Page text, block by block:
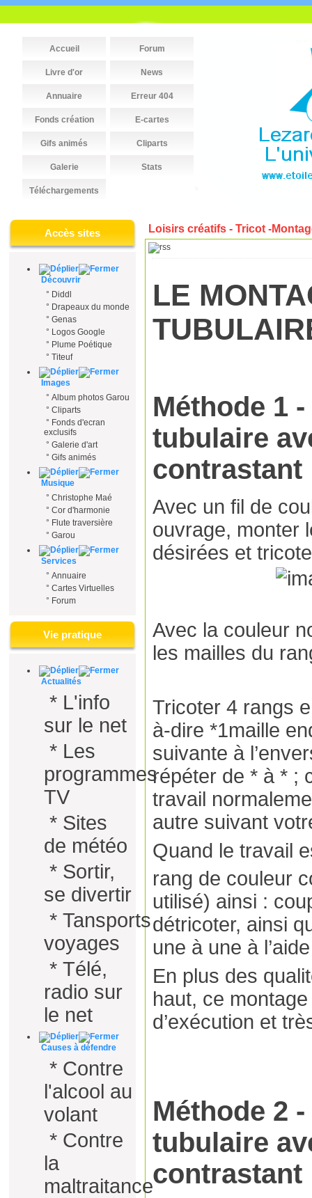
Accueil Forum
Livre d'or News
Annuaire Erreur 404
Fonds création E-cartes
Gifs animés Cliparts
Galerie Stats
Téléchargements
Accès sites
Découvrir
° Diddl
° Drapeaux du monde
° Genas
° Logos Google
° Plume Poétique
° Titeuf
Images
° Album photos Garou
° Cliparts
° Fonds d'ecran
exclusifs
° Galerie d'art
° Gifs animés
Musique
° Christophe Maé
° Cor d'harmonie
° Flute traversière
° Garou
Services
° Annuaire
° Cartes Virtuelles
° Forum
Vie pratique
Actualités
* L'info
sur le net
* Les
programmes
TV
* Sites
de météo
* Sortir,
se divertir
* Tansports
voyages
* Télé,
radio sur
le net
Causes à défendre
* Contre
l'alcool au
volant
* Contre
la
maltraitance
Loisirs créatifs - Tricot -
LE
Méthode 1
tubulaire
contrastant
Avec un fil de
ouvrage, monter
désirées et
Avec la couleur
les mailles du
Tricoter 4 rangs
à-dire *1maille
suivante à
répéter de * à * ;
travail
autre suivant
Quand le travail
rang de couleur
utilisé) ainsi :
détricoter, ainsi
une à une à
En plus des
haut, ce
d’exécution et
Méthode 2
tubulaire
contrastant